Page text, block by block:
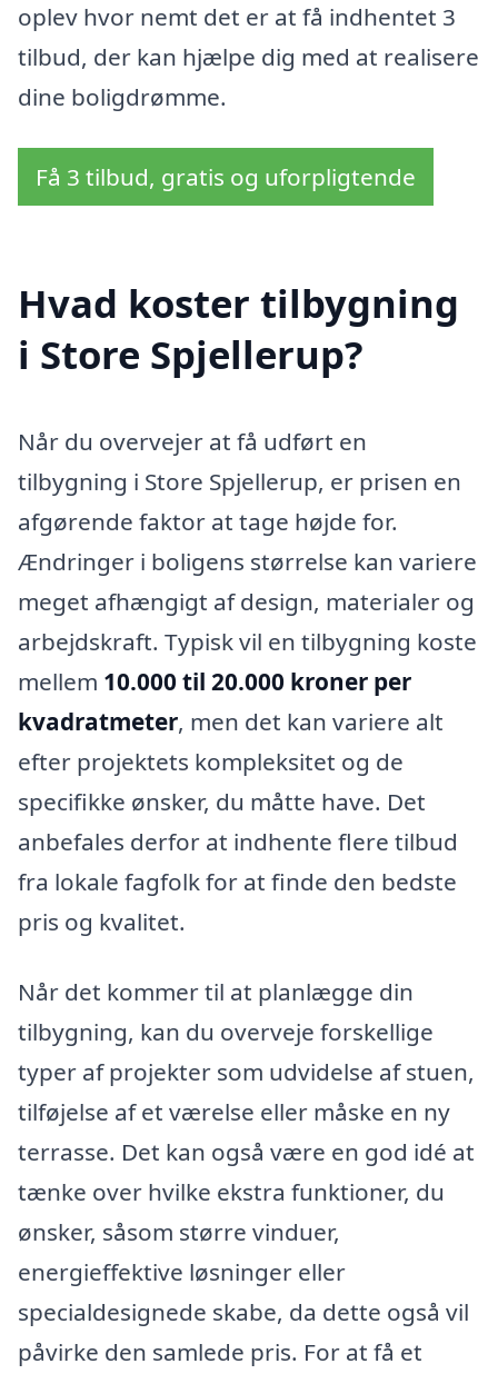
oplev hvor nemt det er at få indhentet 3
tilbud, der kan hjælpe dig med at realisere
dine boligdrømme.
Få 3 tilbud, gratis og uforpligtende
Hvad koster tilbygning
i Store Spjellerup?
Når du overvejer at få udført en
tilbygning i Store Spjellerup, er prisen en
afgørende faktor at tage højde for.
Ændringer i boligens størrelse kan variere
meget afhængigt af design, materialer og
arbejdskraft. Typisk vil en tilbygning koste
mellem 10.000 til 20.000 kroner per
kvadratmeter, men det kan variere alt
efter projektets kompleksitet og de
specifikke ønsker, du måtte have. Det
anbefales derfor at indhente flere tilbud
fra lokale fagfolk for at finde den bedste
pris og kvalitet.
Når det kommer til at planlægge din
tilbygning, kan du overveje forskellige
typer af projekter som udvidelse af stuen,
tilføjelse af et værelse eller måske en ny
terrasse. Det kan også være en god idé at
tænke over hvilke ekstra funktioner, du
ønsker, såsom større vinduer,
energieffektive løsninger eller
specialdesignede skabe, da dette også vil
påvirke den samlede pris. For at få et